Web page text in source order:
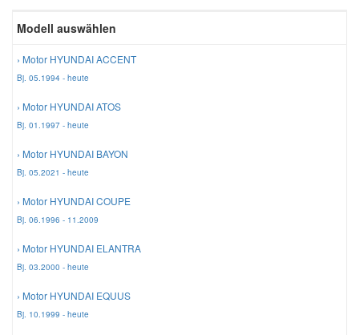
Modell auswählen
› Motor HYUNDAI ACCENT
Bj. 05.1994 - heute
› Motor HYUNDAI ATOS
Bj. 01.1997 - heute
› Motor HYUNDAI BAYON
Bj. 05.2021 - heute
› Motor HYUNDAI COUPE
Bj. 06.1996 - 11.2009
› Motor HYUNDAI ELANTRA
Bj. 03.2000 - heute
› Motor HYUNDAI EQUUS
Bj. 10.1999 - heute
Scheibenreinigung
Zündanlage und Glühanlage
Reparatur-Zubehör
Schlüsselgehäuse
Winter-Autozubehör
Daewoo Ersatzteile
Daihatsu Ersatzteile
Dodge Ersatzteile
Honda Ersatzteile
Jeep Ersatzteile
Kia Ersatzteile